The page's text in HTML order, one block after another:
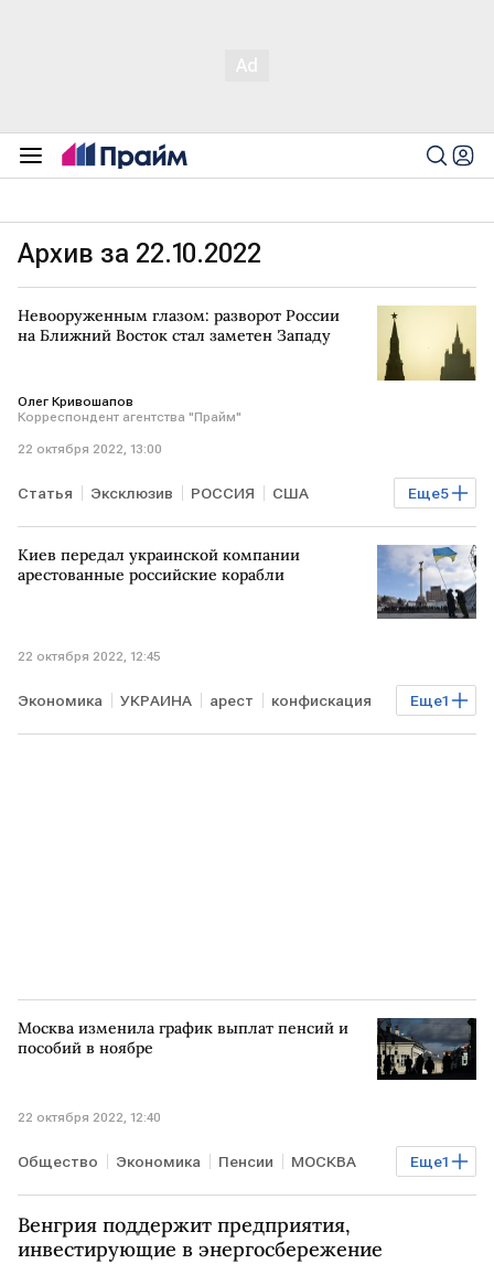
Архив за 22.10.2022
Невооруженным глазом: разворот России
на Ближний Восток стал заметен Западу
Олег Кривошапов
Корреспондент агентства "Прайм"
22 октября 2022, 13:00
Еще5
Статья Эксклюзив РОССИЯ США
политика Экономика ИЗРАИЛЬ
геополитика БЛИЖНИЙ ВОСТОК
Киев передал украинской компании
арестованные российские корабли
22 октября 2022, 12:45
Еще1
Экономика УКРАИНА арест конфискация
корабли
Москва изменила график выплат пенсий и
пособий в ноябре
22 октября 2022, 12:40
Еще1
Общество Экономика Пенсии МОСКВА
график
Венгрия поддержит предприятия,
инвестирующие в энергосбережение